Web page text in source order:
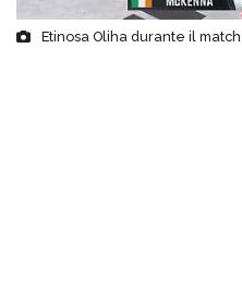
Etinosa Oliha durante il match